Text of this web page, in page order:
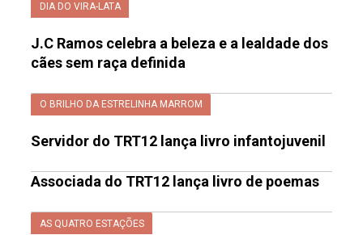
DIA DO VIRA-LATA
J.C Ramos celebra a beleza e a lealdade dos
cães sem raça definida
O BRILHO DA ESTRELINHA MARROM
Servidor do TRT12 lança livro infantojuvenil
Associada do TRT12 lança livro de poemas
AS QUATRO ESTAÇÕES